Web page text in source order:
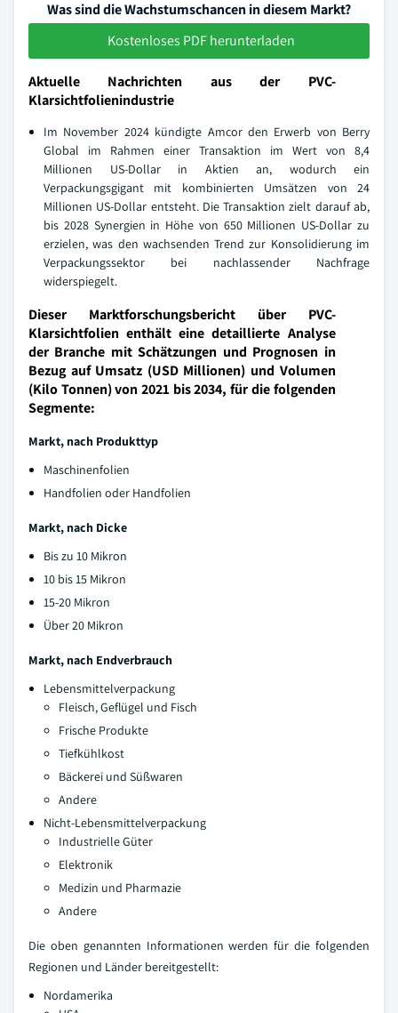
Was sind die Wachstumschancen in diesem Markt?
Kostenloses PDF herunterladen
Aktuelle Nachrichten aus der PVC-
Klarsichtfolienindustrie
Im November 2024 kündigte Amcor den Erwerb von Berry
Global im Rahmen einer Transaktion im Wert von 8,4
Millionen US-Dollar in Aktien an, wodurch ein
Verpackungsgigant mit kombinierten Umsätzen von 24
Millionen US-Dollar entsteht. Die Transaktion zielt darauf ab,
bis 2028 Synergien in Höhe von 650 Millionen US-Dollar zu
erzielen, was den wachsenden Trend zur Konsolidierung im
Verpackungssektor bei nachlassender Nachfrage
widerspiegelt.
Dieser Marktforschungsbericht über PVC-
Klarsichtfolien enthält eine detaillierte Analyse
der Branche mit Schätzungen und Prognosen in
Bezug auf Umsatz (USD Millionen) und Volumen
(Kilo Tonnen) von 2021 bis 2034, für die folgenden
Segmente:
Markt, nach Produkttyp
Maschinenfolien
Handfolien oder Handfolien
Markt, nach Dicke
Bis zu 10 Mikron
10 bis 15 Mikron
15-20 Mikron
Über 20 Mikron
Markt, nach Endverbrauch
Lebensmittelverpackung
Fleisch, Geflügel und Fisch
Frische Produkte
Tiefkühlkost
Bäckerei und Süßwaren
Andere
Nicht-Lebensmittelverpackung
Industrielle Güter
Elektronik
Medizin und Pharmazie
Andere
Die oben genannten Informationen werden für die folgenden
Regionen und Länder bereitgestellt:
Nordamerika